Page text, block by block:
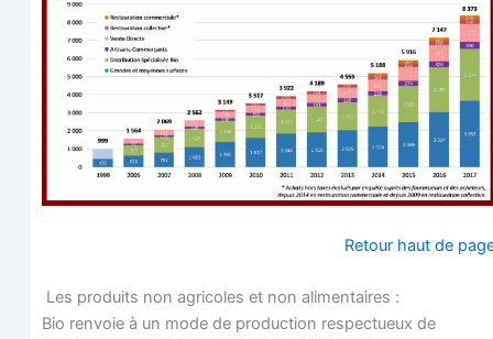
Retour haut de
Les pro­duits non agri­coles et non alimentaires :
Bio ren­voie à un mode de pro­duc­tion res­pec­tueux de